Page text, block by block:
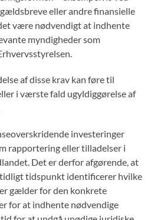
eller andre finansielle
være nødvendigt at indhente
myndigheder som
af disse krav kan føre til
i værste fald ugyldiggørelse af
investeringer
rapportering eller tilladelser i
Det er derfor afgørende, at
tidspunkt identificerer hvilke
gælder for den konkrete
for at indhente nødvendige